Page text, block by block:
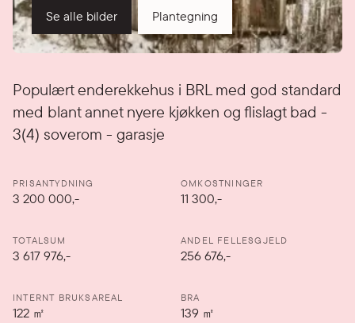
Se alle bilder Plantegning
Populært enderekkehus i BRL med god standard
med blant annet nyere kjøkken og flislagt bad -
3(4) soverom - garasje
Detaljer
PRISANTYDNING
3 200 000,-
OMKOSTNINGER
11 300,-
TOTALSUM
3 617 976,-
ANDEL FELLESGJELD
256 676,-
INTERNT BRUKSAREAL
122 ㎡
BRA
139 ㎡